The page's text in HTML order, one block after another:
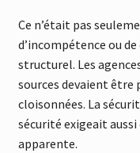
Ce n’était pas
d’incompétence ou
structurel. Les
sources devaient être
cloisonnées. La
sécurité exigeait
apparente.